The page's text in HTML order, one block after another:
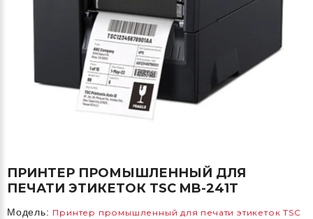
ПРИНТЕР ПРОМЫШЛЕННЫЙ ДЛЯ
ПЕЧАТИ ЭТИКЕТОК TSC MB-241T
Модель: Принтер промышленный для печати этикеток TSC